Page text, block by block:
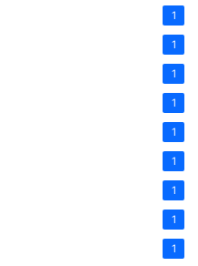
1
1
1
1
1
1
1
1
1